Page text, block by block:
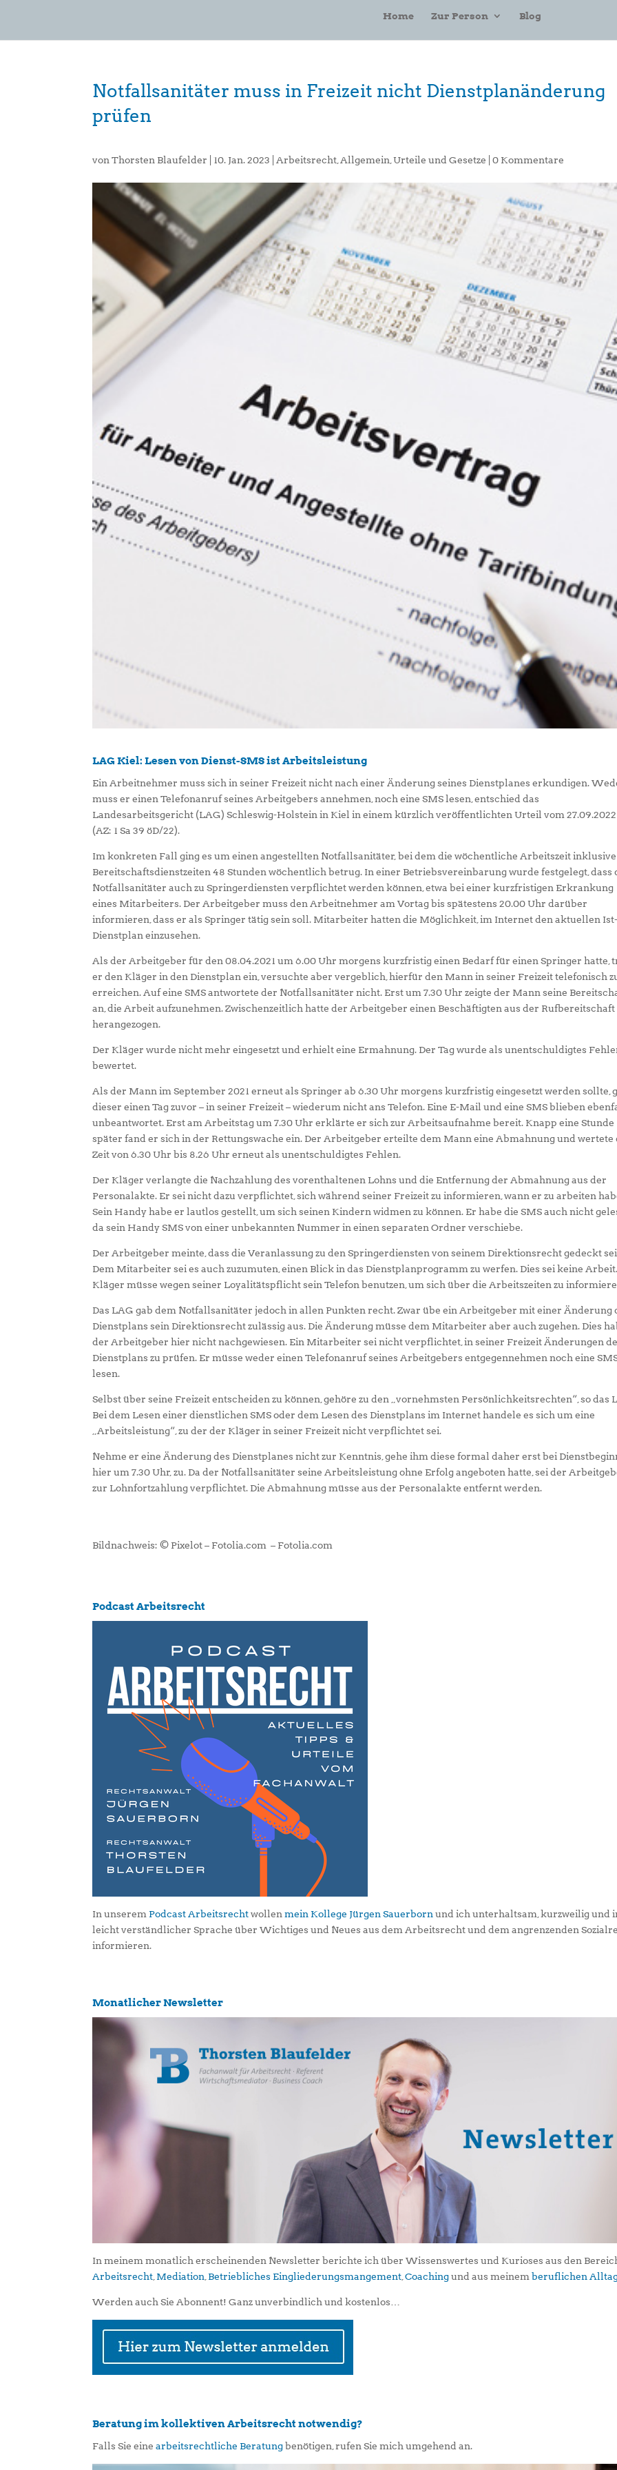
Home Zur Person Blog
Notfallsanitäter muss in Freizeit nicht Dienstplanänderung
prüfen
vonThorsten Blaufelder |10. Jan. 2023 Arbeitsrecht Allgemein ,Urteile und Gesetze |0 Kommentare
LAG Kiel: Lesen von Dienst-SMS ist Arbeitsleistung
Ein Arbeitnehmer muss sich in seiner Freizeit nicht nach einer Änderung seines Dienstplanes erkundigen.
muss er einen Telefonanruf seines Arbeitgebers annehmen, noch eine SMS lesen, entschied das
Landesarbeitsgericht (LAG) Schleswig-Holstein in Kiel in einem kürzlich veröffentlichten Urteil vom 27.09.2022
(AZ: 1 Sa 39 öD/22).
Im konkreten Fall ging es um einen angestellten Notfallsanitäter, bei dem die wöchentliche Arbeitszeit inklusive
Bereitschaftsdienstzeiten 48 Stunden wöchentlich betrug. In einer Betriebsvereinbarung wurde festgelegt, dass
Notfallsanitäter auch zu Springerdiensten verpflichtet werden können, etwa bei einer kurzfristigen Erkrankung
eines Mitarbeiters. Der Arbeitgeber muss den Arbeitnehmer am Vortag bis spätestens 20.00 Uhr darüber
informieren, dass er als Springer tätig sein soll. Mitarbeiter hatten die Möglichkeit, im Internet den aktuellen Ist-
Dienstplan einzusehen.
Als der Arbeitgeber für den 08.04.2021 um 6.00 Uhr morgens kurzfristig einen Bedarf für einen Springer hatte,
er den Kläger in den Dienstplan ein, versuchte aber vergeblich, hierfür den Mann in seiner Freizeit telefonisch
erreichen. Auf eine SMS antwortete der Notfallsanitäter nicht. Erst um 7.30 Uhr zeigte der Mann seine
an, die Arbeit aufzunehmen. Zwischenzeitlich hatte der Arbeitgeber einen Beschäftigten aus der Rufbereitschaft
herangezogen.
Der Kläger wurde nicht mehr eingesetzt und erhielt eine Ermahnung. Der Tag wurde als unentschuldigtes
bewertet.
Als der Mann im September 2021 erneut als Springer ab 6.30 Uhr morgens kurzfristig eingesetzt werden sollte,
dieser einen Tag zuvor – in seiner Freizeit – wiederum nicht ans Telefon. Eine E-Mail und eine SMS blieben
unbeantwortet. Erst am Arbeitstag um 7.30 Uhr erklärte er sich zur Arbeitsaufnahme bereit. Knapp eine Stunde
später fand er sich in der Rettungswache ein. Der Arbeitgeber erteilte dem Mann eine Abmahnung und wertete
Zeit von 6.30 Uhr bis 8.26 Uhr erneut als unentschuldigtes Fehlen.
Der Kläger verlangte die Nachzahlung des vorenthaltenen Lohns und die Entfernung der Abmahnung aus der
Personalakte. Er sei nicht dazu verpflichtet, sich während seiner Freizeit zu informieren, wann er zu arbeiten
Sein Handy habe er lautlos gestellt, um sich seinen Kindern widmen zu können. Er habe die SMS auch nicht
da sein Handy SMS von einer unbekannten Nummer in einen separaten Ordner verschiebe.
Der Arbeitgeber meinte, dass die Veranlassung zu den Springerdiensten von seinem Direktionsrecht gedeckt
Dem Mitarbeiter sei es auch zuzumuten, einen Blick in das Dienstplanprogramm zu werfen. Dies sei keine
Kläger müsse wegen seiner Loyalitätspflicht sein Telefon benutzen, um sich über die Arbeitszeiten zu
Das LAG gab dem Notfallsanitäter jedoch in allen Punkten recht. Zwar übe ein Arbeitgeber mit einer Änderung
Dienstplans sein Direktionsrecht zulässig aus. Die Änderung müsse dem Mitarbeiter aber auch zugehen. Dies
der Arbeitgeber hier nicht nachgewiesen. Ein Mitarbeiter sei nicht verpflichtet, in seiner Freizeit Änderungen
Dienstplans zu prüfen. Er müsse weder einen Telefonanruf seines Arbeitgebers entgegennehmen noch eine
lesen.
Selbst über seine Freizeit entscheiden zu können, gehöre zu den „vornehmsten Persönlichkeitsrechten“, so das
Bei dem Lesen einer dienstlichen SMS oder dem Lesen des Dienstplans im Internet handele es sich um eine
„Arbeitsleistung“, zu der der Kläger in seiner Freizeit nicht verpflichtet sei.
Nehme er eine Änderung des Dienstplanes nicht zur Kenntnis, gehe ihm diese formal daher erst bei
hier um 7.30 Uhr, zu. Da der Notfallsanitäter seine Arbeitsleistung ohne Erfolg angeboten hatte, sei der
zur Lohnfortzahlung verpflichtet. Die Abmahnung müsse aus der Personalakte entfernt werden.
Bildnachweis: © Pixelot – Fotolia.com – Fotolia.com
Podcast Arbeitsrecht
In unserem Podcast Arbeitsrechtwollenmein Kollege Jürgen Sauerborn und ich unterhaltsam, kurzweilig und
leicht verständlicher Sprache über Wichtiges und Neues aus dem Arbeitsrecht und dem angrenzenden
informieren.
Monatlicher Newsletter
In meinem monatlich erscheinenden Newsletter berichte ich über Wissenswertes und Kurioses aus den
Arbeitsrecht Mediation Betriebliches Eingliederungsmangement ,Coachingund aus meinemberuflichen
Werden auch Sie Abonnent! Ganz unverbindlich und kostenlos…
Beratung im kollektiven Arbeitsrecht notwendig?
Falls Sie einearbeitsrechtliche Beratungbenötigen, rufen Sie mich umgehend an.